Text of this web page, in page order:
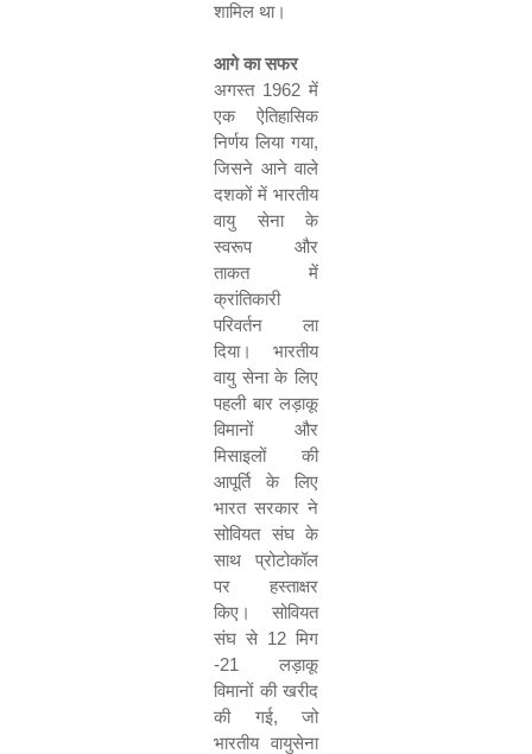
शामिल था।
आगे का सफर
अगस्त 1962 में
एक ऐतिहासिक
निर्णय लिया गया,
जिसने आने वाले
दशकों में भारतीय
वायु सेना के
स्‍वरूप
और
ताकत में
क्रांतिकारी
परिवर्तन ला
दिया। भारतीय
वायु सेना के लिए
पहली बार लड़ाकू
विमानों और
मिसाइलों की
आपूर्ति के लिए
भारत सरकार ने
सोवियत संघ के
साथ प्रोटोकॉल
पर हस्ताक्षर
किए। सोवियत
संघ से 12 मिग
-21
लड़ाकू
विमानों की खरीद
की गई, जो
भारतीय वायुसेना